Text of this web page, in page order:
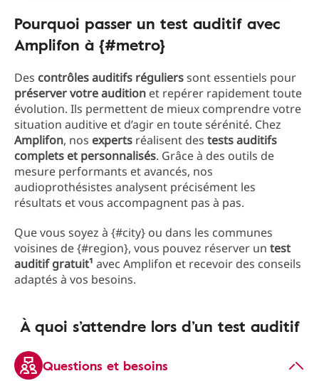
Pourquoi passer un test auditif avec
Amplifon à {#metro}
Des contrôles auditifs régulierssont essentiels pour
préserver votre audition et repérer rapidement toute
évolution. Ils permettent de mieux comprendre votre
situation auditive et d’agir en toute sérénité. Chez
Amplifon, nos experts réalisent des tests auditifs
complets et personnalisés. Grâce à des outils de
mesure performants et avancés, nos
audioprothésistes analysent précisément les
résultats et vous accompagnent pas à pas.
Que vous soyez à {#city} ou dans les communes
voisines de {#region}, vous pouvez réserver un test
auditif gratuit¹ avec Amplifon et recevoir des conseils
adaptés à vos besoins.
À quoi s’attendre lors d’un test auditif
Questions et besoins